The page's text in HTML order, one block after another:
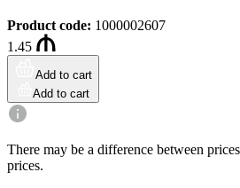
Product code: 1000002607
1.45
Add to cart
Add to cart
There may be a difference between
prices.